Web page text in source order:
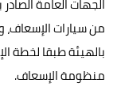
من سيارات
بالهيئة طبقا لخطة
منظومة الإسعاف.